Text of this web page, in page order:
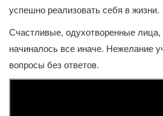
успешно реализовать себя в жизни.
Счастливые, одухотворенные лица,
начиналось все иначе. Нежелание
вопросы без ответов.